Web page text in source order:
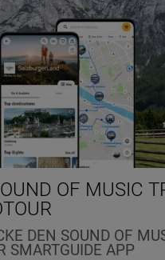
OF MUSIC
DEN SOUND OF
SMARTGUIDE APP